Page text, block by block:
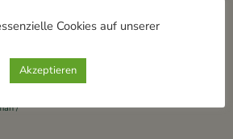
/
Cookies auf unserer
Akzeptieren